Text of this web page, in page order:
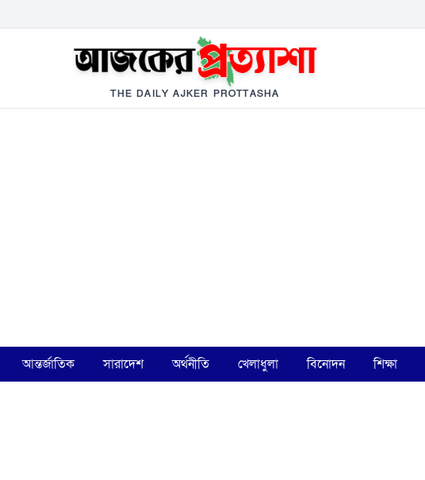
THE DAILY AJKER PROTTASHA
আন্তর্জাতিক সারাদেশ অর্থনীতি খেলাধুলা বিনোদন শিক্ষা